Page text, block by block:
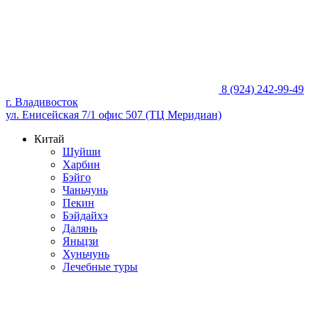
8 (924) 242-99-49
г. Владивосток
ул. Енисейская 7/1 офис 507 (ТЦ Меридиан)
Китай
Шуйши
Харбин
Бэйго
Чаньчунь
Пекин
Бэйдайхэ
Далянь
Яньцзи
Хуньчунь
Лечебные туры